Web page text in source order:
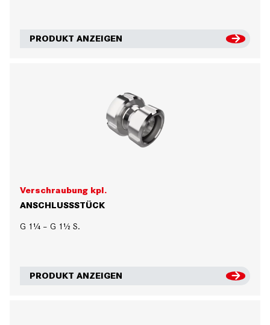
PRODUKT ANZEIGEN
Verschraubung kpl.
ANSCHLUSSSTÜCK
G 1¼ – G 1½ S.
PRODUKT ANZEIGEN